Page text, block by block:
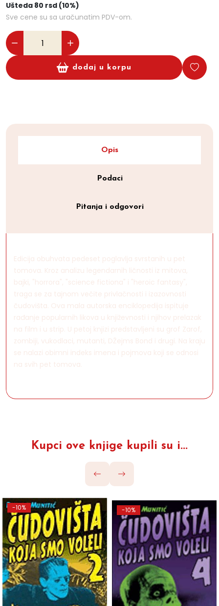
Ušteda 80 rsd (10%)
Sve cene su sa uračunatim PDV-om.
dodaj u korpu
Opis
Podaci
Pitanja i odgovori
Edicija obuhvata pedeset poglavlja svrstanih u pet
tomova. Kroz analizu legendarnih ličnosti iz mitova,
bajki, "horrora", "science fictiona" i "heroic fantasy",
traga se za tajnom večite privlačnosti i izazovnosti
čudovišta. Ova mala autorska enciklopedija ispituje
rađanje popularnih likova u književnosti i njihov prelazak
na film i u strip. U petoj knjizi predstavljeni su grof Zarof,
zombiji, vukodlaci, mutanti, DŽejms Bond i drugi. Na kraju
se nalazi obimni indeks imena i pojmova koji se odnosi
na svih pet tomova.
Kupci ove knjige kupili su i...
-10% -10%